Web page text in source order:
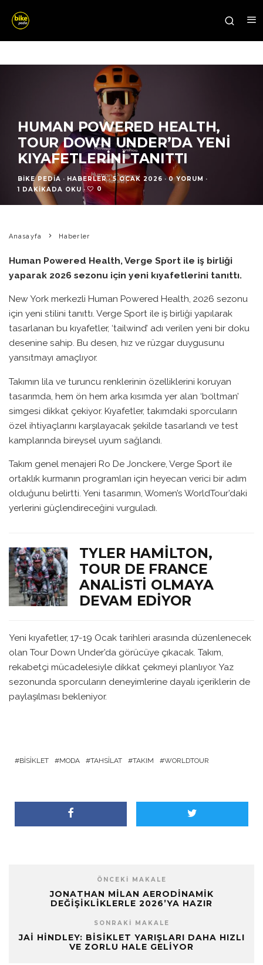
HUMAN POWERED HEALTH,
TOUR DOWN UNDER’DA YENI
KIYAFETLERINI TANITTI
BIKE PEDIA · HABERLER · 5 OCAK 2026 · 0 YORUM ·
1 DAKIKADA OKU · 0
Anasayfa Haberler
Human Powered Health, Verge Sport ile iş birliği
yaparak 2026 sezonu için yeni kıyafetlerini tanıttı.
New York merkezli Human Powered Health, 2026 sezonu
için yeni stilini tanıttı. Verge Sport ile iş birliği yapılarak
tasarlanan bu kıyafetler, ‘tailwind’ adı verilen yeni bir doku
desenine sahip. Bu desen, hız ve rüzgar duygusunu
yansıtmayı amaçlıyor.
Takımın lila ve turuncu renklerinin özelliklerini koruyan
tasarımda, hem ön hem arka kısımda yer alan ‘boltman’
simgesi dikkat çekiyor. Kıyafetler, takımdaki sporcuların
özel ihtiyaçlarını karşılayacak şekilde tasarlandı ve test
kamplarında bireysel uyum sağlandı.
Takım genel menajeri Ro De Jonckere, Verge Sport ile
ortaklık kurmanın programları için heyecan verici bir adım
olduğunu belirtti. Yeni tasarımın, Women’s WorldTour’daki
yerlerini güçlendireceğini vurguladı.
TYLER HAMILTON,
TOUR DE FRANCE
ANALISTI OLMAYA
DEVAM EDIYOR
Yeni kıyafetler, 17-19 Ocak tarihleri arasında düzenlenecek
olan Tour Down Under’da görücüye çıkacak. Takım,
rekabetçi mücadelesiyle dikkat çekmeyi planlıyor. Yaz
sezonunda sporcuların deneyimlerine dayalı içeriklerin de
paylaşılması bekleniyor.
BISIKLET MODA TAHSILAT TAKIM WORLDTOUR
ÖNCEKI MAKALE
JONATHAN MILAN AERODINAMIK
DEĞIŞIKLIKLERLE 2026’YA HAZIR
SONRAKI MAKALE
JAI HINDLEY: BISIKLET YARIŞLARI DAHA HIZLI
VE ZORLU HALE GELIYOR